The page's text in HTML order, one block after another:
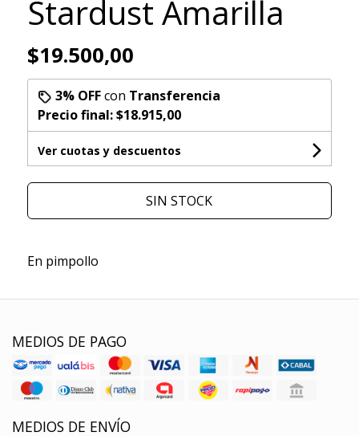
Stardust Amarilla
$19.500,00
3% OFFcon Transferencia
Precio final:$18.915,00
Ver cuotas y descuentos
SIN STOCK
En pimpollo
MEDIOS DE PAGO
MEDIOS DE ENVÍO